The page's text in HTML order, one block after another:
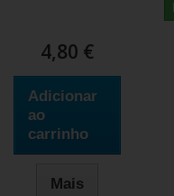
4,80 €
Adicionar
ao
carrinho
Mais